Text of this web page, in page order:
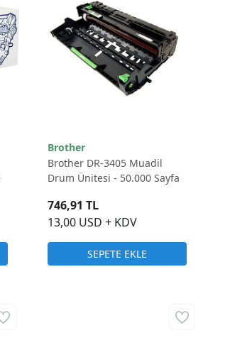
Brother
Brother DR-3405 Muadil
Drum Ünitesi - 50.000 Sayfa
13,00 USD + KDV
746,91 TL
SEPETE EKLE